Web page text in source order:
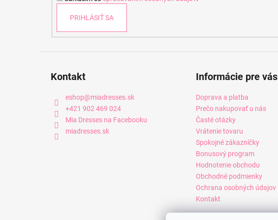
PRIHLÁSIŤ SA
Kontakt
eshop@miadresses.sk
+421 902 469 024
Mia Dresses na Facebooku
miadresses.sk
Informácie pre vás
Doprava a platba
Prečo nakupovať u nás
Časté otázky
Vrátenie tovaru
Spokojné zákazníčky
Bonusový program
Hodnotenie obchodu
Obchodné podmienky
Ochrana osobných údajov
Kontakt